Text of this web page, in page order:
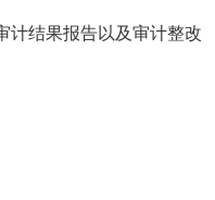
结果报告以及审计整改